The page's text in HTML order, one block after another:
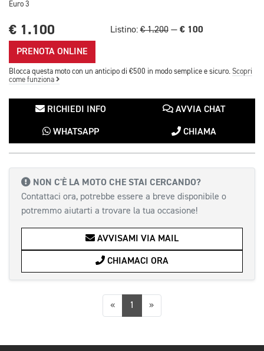
Euro 3
€ 1.100 Listino:€ 1.200 — € 100
PRENOTA ONLINE
Blocca questa moto con un anticipo di €500 in modo semplice e sicuro. Scopri
come funziona
RICHIEDI INFO AVVIA CHAT
WHATSAPP CHIAMA
NON C'È LA MOTO CHE STAI CERCANDO?
Contattaci ora, potrebbe essere a breve disponibile o
potremmo aiutarti a trovare la tua occasione!
AVVISAMI VIA MAIL
CHIAMACI ORA
«Precedente
1 »Successiva